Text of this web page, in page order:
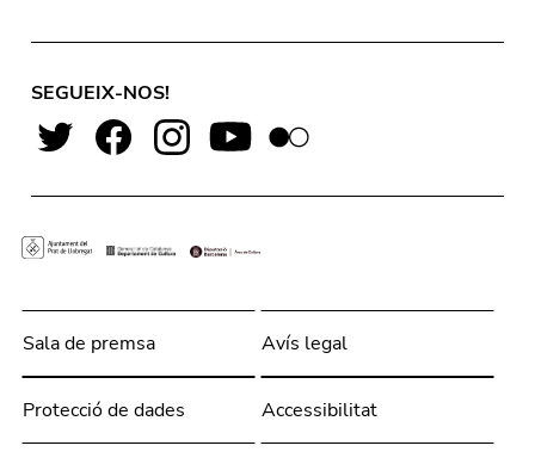
SEGUEIX-NOS!
Sala de premsa Avís legal
Protecció de dades Accessibilitat